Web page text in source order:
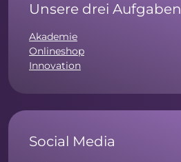
Unsere drei Aufgaben
Akademie
Onlineshop
Innovation
Social Media